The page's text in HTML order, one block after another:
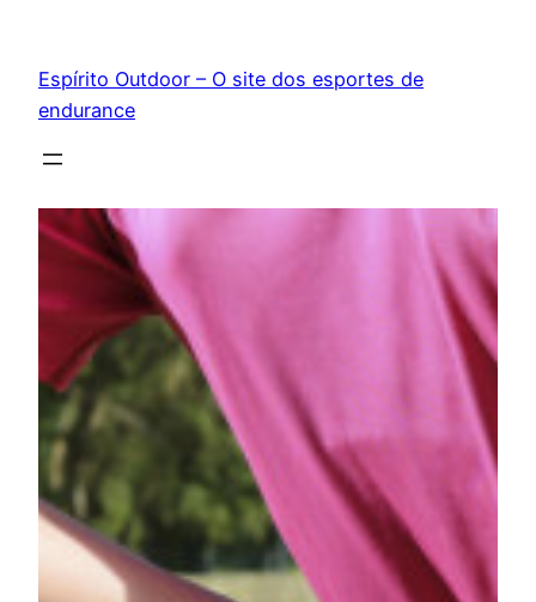
conteúdo
Espírito Outdoor – O site dos esportes de
endurance